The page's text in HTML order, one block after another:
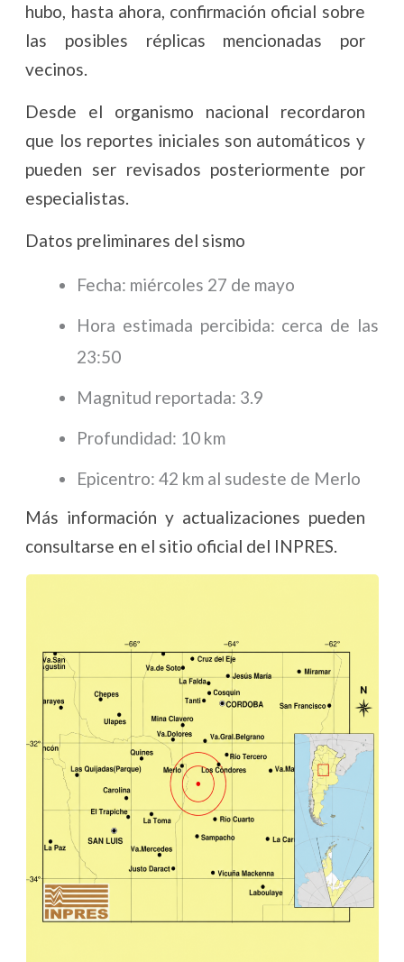
hubo, hasta ahora, confirmación oficial sobre
las posibles réplicas mencionadas por
vecinos.
Desde el organismo nacional recordaron
que los reportes iniciales son automáticos y
pueden ser revisados posteriormente por
especialistas.
Datos preliminares del sismo
Fecha: miércoles 27 de mayo
Hora estimada percibida: cerca de las
23:50
Magnitud reportada: 3.9
Profundidad: 10 km
Epicentro: 42 km al sudeste de Merlo
Más información y actualizaciones pueden
consultarse en el sitio oficial del INPRES.